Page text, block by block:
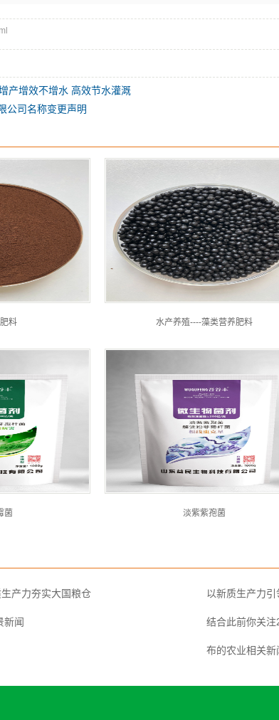
产增效不增水 高效节水灌溉
公司名称变更声明
料 水产养殖----藻类营养肥料
菌 淡紫紫孢菌
产力夯实大国粮仓 以新质生产力
新闻 结合此前你关
布的农业相关新